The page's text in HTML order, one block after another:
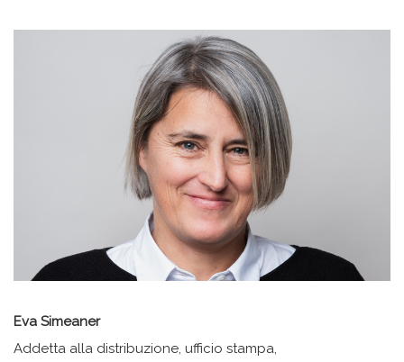
Eva Simeaner
Addetta alla distribuzione, ufficio stampa,